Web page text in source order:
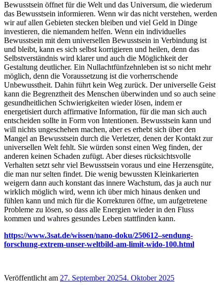
Bewusstsein öffnet für die Welt und das Universum, die wiederum
das Bewusstsein informieren. Wenn wir das nicht verstehen, werden
wir auf allen Gebieten stecken bleiben und viel Geld in Dinge
investieren, die niemandem helfen. Wenn ein individuelles
Bewusstsein mit dem universellen Bewusstsein in Verbindung ist
und bleibt, kann es sich selbst korrigieren und heilen, denn das
Selbstverständnis wird klarer und auch die Möglichkeit der
Gestaltung deutlicher. Ein Nullachtfünfzehnleben ist so nicht mehr
möglich, denn die Voraussetzung ist die vorherrschende
Unbewusstheit. Dahin führt kein Weg zurück. Der universelle Geist
kann die Begrenztheit des Menschen überwinden und so auch seine
gesundheitlichen Schwierigkeiten wieder lösen, indem er
energetisiert durch affirmative Information, für die man sich auch
entscheiden sollte in Form von Intentionen. Bewusstsein kann und
will nichts ungeschehen machen, aber es erhebt sich über den
Mangel an Bewusstsein durch die Verletzer, denen der Kontakt zur
universellen Welt fehlt. Sie würden sonst einen Weg finden, der
anderen keinen Schaden zufügt. Aber dieses rücksichtsvolle
Verhalten setzt sehr viel Bewusstsein voraus und eine Herzensgüte,
die man nur selten findet. Die wenig bewussten Kleinkarierten
weigern dann auch konstant das innere Wachstum, das ja auch nur
wirklich möglich wird, wenn ich über mich hinaus denken und
fühlen kann und mich für die Korrekturen öffne, um aufgetretene
Probleme zu lösen, so dass alle Energien wieder in den Fluss
kommen und wahres gesundes Leben stattfinden kann.
https://www.3sat.de/wissen/nano-doku/250612–sendung-
forschung-extrem-unser-weltbild-am-limit-wido-100.html
Veröffentlicht am 27. September 20254. Oktober 2025